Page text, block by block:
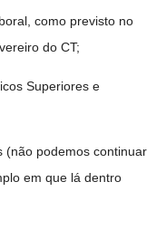
como previsto no
do CT;
Superiores e
(não podemos continuar
em que lá dentro